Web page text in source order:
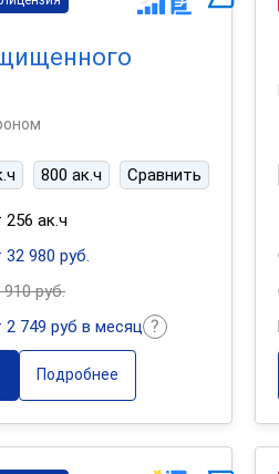
800 ак.ч Сравнить
256 ак.ч
32 980 руб.
910 руб.
2 749 руб в месяц
Подробнее